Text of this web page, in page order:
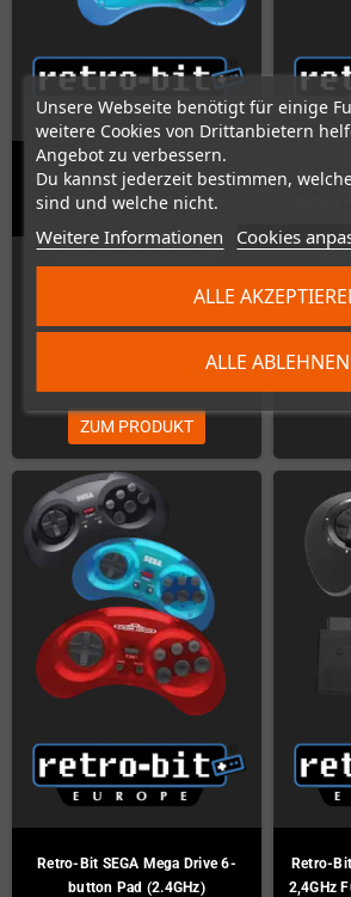
Unsere Webseite benötigt für einige
weitere Cookies von Drittanbietern
Angebot zu verbessern.
Du kannst jederzeit bestimmen,
sind und welche nicht.
Weitere Informationen Cookies
ALLE ABLEHNEN
ALLE
Retro-Bit SEGA Genesis / MD 6-
button Arcade Pad (9-Pin)
ZUM PRODUKT
Retro-
Retro-Bit SEGA Mega Drive 6-
button Pad (2.4GHz)
Retro-
2,4GHz